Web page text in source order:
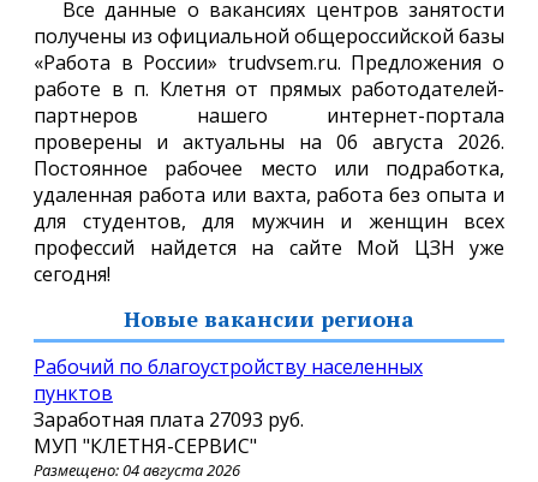
Все данные о вакансиях центров занятости
получены из официальной общероссийской базы
«Работа в России» trudvsem.ru. Предложения о
работе в п. Клетня от прямых работодателей-
партнеров нашего интернет-портала
проверены и актуальны на 06 августа 2026.
Постоянное рабочее место или подработка,
удаленная работа или вахта, работа без опыта и
для студентов, для мужчин и женщин всех
профессий найдется на сайте Мой ЦЗН уже
сегодня!
Новые вакансии региона
Рабочий по благоустройству населенных
пунктов
Заработная плата 27093 руб.
МУП "КЛЕТНЯ-СЕРВИС"
Размещено: 04 августа 2026